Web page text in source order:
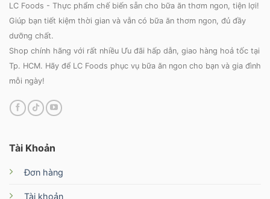
LC Foods - Thực phẩm chế biến sẵn cho bữa ăn thơm ngon, tiện lợi!
Giúp bạn tiết kiệm thời gian và vẫn có bữa ăn thơm ngon, đủ đầy
dưỡng chất.
Shop chính hãng với rất nhiều Ưu đãi hấp dẫn, giao hàng hoả tốc tại
Tp. HCM. Hãy để LC Foods phục vụ bữa ăn ngon cho bạn và gia đình
mỗi ngày!
Tài Khoản
Đơn hàng
Tài khoản